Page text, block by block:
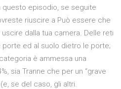
episodio, se seguite
riuscire a Può essere che
dalla tua camera. Delle reti
ed al suolo dietro le porte;
è ammessa una
sia Tranne che per un “grave
se del caso, gli altri.